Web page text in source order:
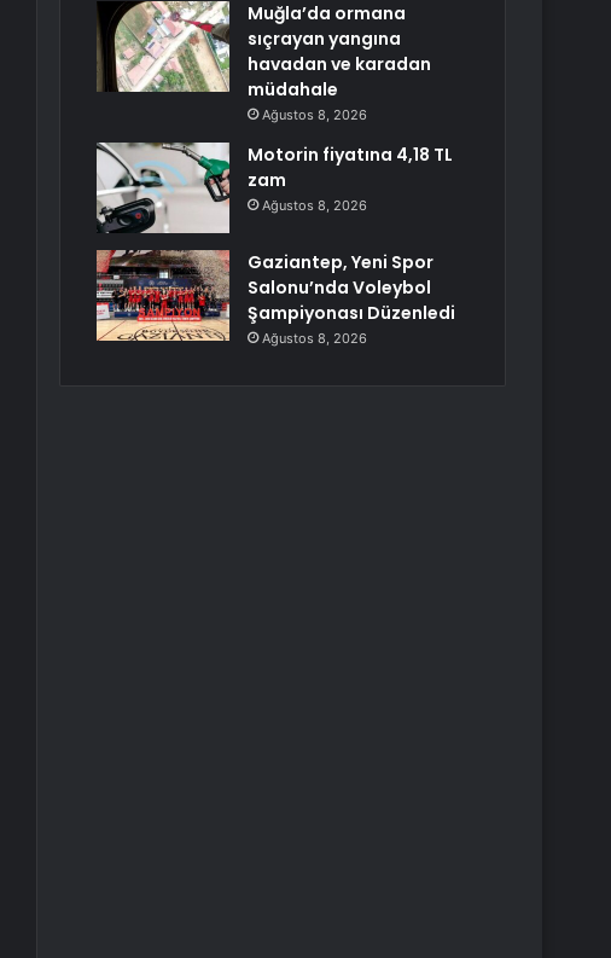
Muğla’da ormana
sıçrayan yangına
havadan ve karadan
müdahale
Ağustos 8, 2026
Motorin fiyatına 4,18 TL
zam
Ağustos 8, 2026
Gaziantep, Yeni Spor
Salonu’nda Voleybol
Şampiyonası Düzenledi
Ağustos 8, 2026